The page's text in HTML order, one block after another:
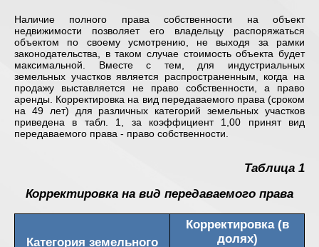
Наличие полного права собственности на объект
недвижимости позволяет его владельцу распоряжаться
объектом по своему усмотрению, не выходя за рамки
законодательства, в таком случае стоимость объекта будет
максимальной. Вместе с тем, для индустриальных
земельных участков является распространенным, когда на
продажу выставляется не право собственности, а право
аренды. Корректировка на вид передаваемого права (сроком
на 49 лет) для различных категорий земельных участков
приведена в табл. 1, за коэффициент 1,00 принят вид
передаваемого права - право собственности.
Таблица 1
Корректировка на вид передаваемого права
Категория земельного
Корректировка (в
долях)